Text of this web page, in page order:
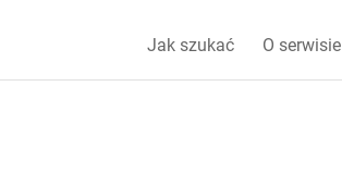
Jak szukać O serwisie